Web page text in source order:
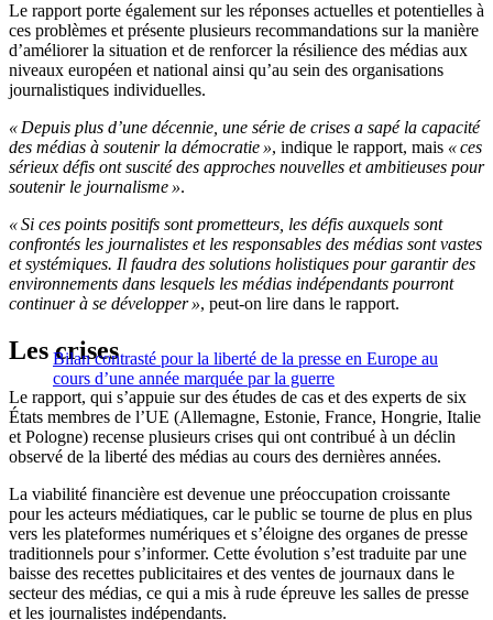
Le rapport porte également sur les réponses actuelles et potentielles à
ces problèmes et présente plusieurs recommandations sur la manière
d’améliorer la situation et de renforcer la résilience des médias aux
niveaux européen et national ainsi qu’au sein des organisations
journalistiques individuelles.
« Depuis plus d’une décennie, une série de crises a sapé la capacité
des médias à soutenir la démocratie », indique le rapport, mais « ces
sérieux défis ont suscité des approches nouvelles et ambitieuses pour
soutenir le journalisme ».
« Si ces points positifs sont prometteurs, les défis auxquels sont
confrontés les journalistes et les responsables des médias sont vastes
et systémiques. Il faudra des solutions holistiques pour garantir des
environnements dans lesquels les médias indépendants pourront
continuer à se développer », peut-on lire dans le rapport.
Bilan contrasté pour la liberté de la presse en Europe au
cours d’une année marquée par la guerre
Les crises
Le rapport, qui s’appuie sur des études de cas et des experts de six
États membres de l’UE (Allemagne, Estonie, France, Hongrie, Italie
et Pologne) recense plusieurs crises qui ont contribué à un déclin
observé de la liberté des médias au cours des dernières années.
La viabilité financière est devenue une préoccupation croissante
pour les acteurs médiatiques, car le public se tourne de plus en plus
vers les plateformes numériques et s’éloigne des organes de presse
traditionnels pour s’informer. Cette évolution s’est traduite par une
baisse des recettes publicitaires et des ventes de journaux dans le
secteur des médias, ce qui a mis à rude épreuve les salles de presse
et les journalistes indépendants.